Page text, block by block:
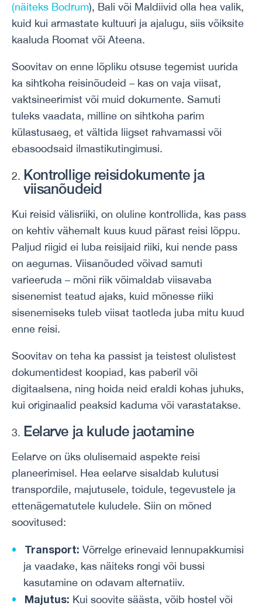
(näiteks Bodrum), Bali või Maldiivid olla hea valik,
kuid kui armastate kultuuri ja ajalugu, siis võiksite
kaaluda Roomat või Ateena.
Soovitav on enne lõpliku otsuse tegemist uurida
ka sihtkoha reisinõudeid – kas on vaja viisat,
vaktsineerimist või muid dokumente. Samuti
tuleks vaadata, milline on sihtkoha parim
külastusaeg, et vältida liigset rahvamassi või
ebasoodsaid ilmastikutingimusi.
Kontrollige reisidokumente ja
viisanõudeid
Kui reisid välisriiki, on oluline kontrollida, kas pass
on kehtiv vähemalt kuus kuud pärast reisi lõppu.
Paljud riigid ei luba reisijaid riiki, kui nende pass
on aegumas. Viisanõuded võivad samuti
varieeruda – mõni riik võimaldab viisavaba
sisenemist teatud ajaks, kuid mõnesse riiki
sisenemiseks tuleb viisat taotleda juba mitu kuud
enne reisi.
Soovitav on teha ka passist ja teistest olulistest
dokumentidest koopiad, kas paberil või
digitaalsena, ning hoida neid eraldi kohas juhuks,
kui originaalid peaksid kaduma või varastatakse.
Eelarve ja kulude jaotamine
Eelarve on üks olulisemaid aspekte reisi
planeerimisel. Hea eelarve sisaldab kulutusi
transpordile, majutusele, toidule, tegevustele ja
ettenägematutele kuludele. Siin on mõned
soovitused:
Transport: Võrrelge erinevaid lennupakkumisi
ja vaadake, kas näiteks rongi või bussi
kasutamine on odavam alternatiiv.
Majutus: Kui soovite säästa, võib hostel või